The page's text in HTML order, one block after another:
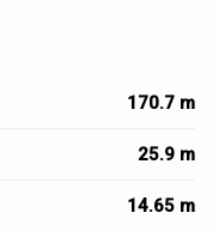
170.7 m
25.9 m
14.65 m